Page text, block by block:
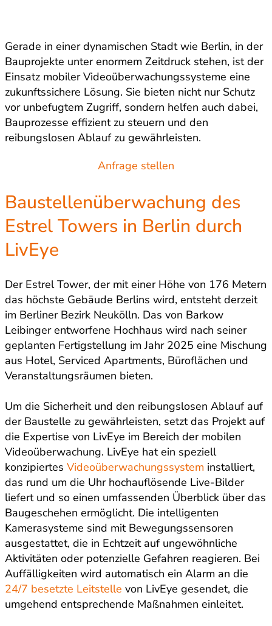
Gerade in einer dynamischen Stadt wie Berlin, in der
Bauprojekte unter enormem Zeitdruck stehen, ist der
Einsatz mobiler Videoüberwachungssysteme eine
zukunftssichere Lösung. Sie bieten nicht nur Schutz
vor unbefugtem Zugriff, sondern helfen auch dabei,
Bauprozesse effizient zu steuern und den
reibungslosen Ablauf zu gewährleisten.
Anfrage stellen
Baustellenüberwachung des
Estrel Towers in Berlin durch
LivEye
Der Estrel Tower, der mit einer Höhe von 176 Metern
das höchste Gebäude Berlins wird, entsteht derzeit
im Berliner Bezirk Neukölln. Das von Barkow
Leibinger entworfene Hochhaus wird nach seiner
geplanten Fertigstellung im Jahr 2025 eine Mischung
aus Hotel, Serviced Apartments, Büroflächen und
Veranstaltungsräumen bieten.
Um die Sicherheit und den reibungslosen Ablauf auf
der Baustelle zu gewährleisten, setzt das Projekt auf
die Expertise von LivEye im Bereich der mobilen
Videoüberwachung. LivEye hat ein speziell
konzipiertes Videoüberwachungssystem installiert,
das rund um die Uhr hochauflösende Live-Bilder
liefert und so einen umfassenden Überblick über das
Baugeschehen ermöglicht. Die intelligenten
Kamerasysteme sind mit Bewegungssensoren
ausgestattet, die in Echtzeit auf ungewöhnliche
Aktivitäten oder potenzielle Gefahren reagieren. Bei
Auffälligkeiten wird automatisch ein Alarm an die
24/7 besetzte Leitstelle von LivEye gesendet, die
umgehend entsprechende Maßnahmen einleitet.